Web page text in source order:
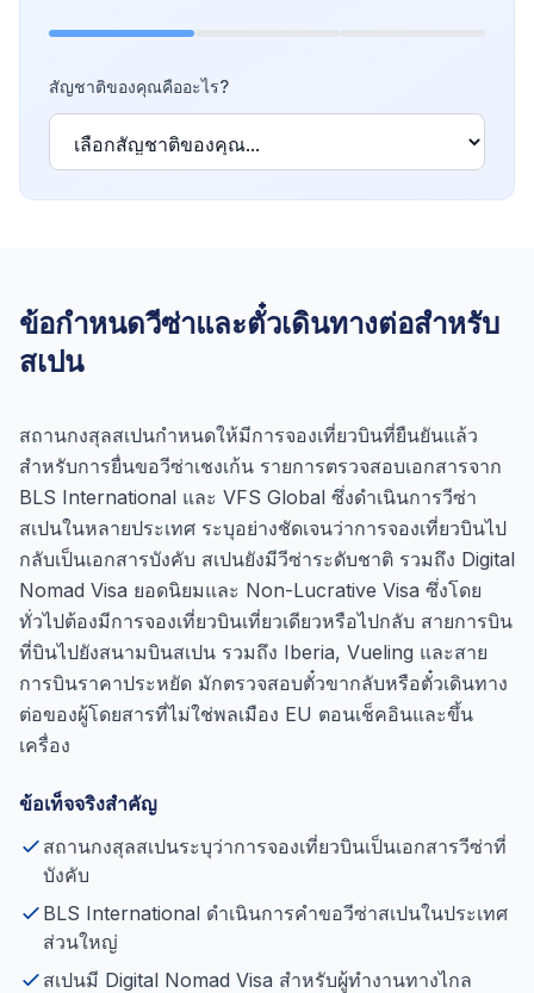
สัญชาติของคุณคืออะไร?
ข้อกำหนดวีซ่าและตั๋วเดินทางต่อสำหรับ
สเปน
สถานกงสุลสเปนกำหนดให้มีการจองเที่ยวบินที่ยืนยันแล้ว
สำหรับการยื่นขอวีซ่าเชงเก้น รายการตรวจสอบเอกสารจาก
BLS International และ VFS Global ซึ่งดำเนินการวีซ่า
สเปนในหลายประเทศ ระบุอย่างชัดเจนว่าการจองเที่ยวบินไป
กลับเป็นเอกสารบังคับ สเปนยังมีวีซ่าระดับชาติ รวมถึง Digital
Nomad Visa ยอดนิยมและ Non-Lucrative Visa ซึ่งโดย
ทั่วไปต้องมีการจองเที่ยวบินเที่ยวเดียวหรือไปกลับ สายการบิน
ที่บินไปยังสนามบินสเปน รวมถึง Iberia, Vueling และสาย
การบินราคาประหยัด มักตรวจสอบตั๋วขากลับหรือตั๋วเดินทาง
ต่อของผู้โดยสารที่ไม่ใช่พลเมือง EU ตอนเช็คอินและขึ้น
เครื่อง
ข้อเท็จจริงสำคัญ
สถานกงสุลสเปนระบุว่าการจองเที่ยวบินเป็นเอกสารวีซ่าที่
บังคับ
BLS International ดำเนินการคำขอวีซ่าสเปนในประเทศ
ส่วนใหญ่
สเปนมี Digital Nomad Visa สำหรับผู้ทำงานทางไกล